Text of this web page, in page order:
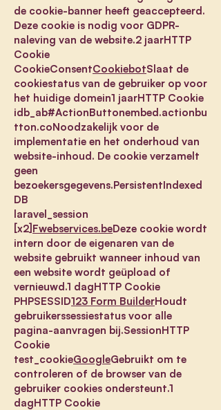
de cookie-banner heeft geaccepteerd.
Deze cookie is nodig voor GDPR-
naleving van de website.2 jaarHTTP
Cookie
CookieConsentCookiebotSlaat de
cookiestatus van de gebruiker op voor
het huidige domein1 jaarHTTP Cookie
idb_ab#ActionButtonembed.actionbu
tton.coNoodzakelijk voor de
implementatie en het onderhoud van
website-inhoud. De cookie verzamelt
geen
bezoekersgegevens.PersistentIndexed
DB
laravel_session
[x2] Fwebservices.beDeze cookie wordt
intern door de eigenaren van de
website gebruikt wanneer inhoud van
een website wordt geüpload of
vernieuwd.1 dagHTTP Cookie
PHPSESSID123 Form BuilderHoudt
gebruikerssessiestatus voor alle
pagina-aanvragen bij.SessionHTTP
Cookie
test_cookieGoogleGebruikt om te
controleren of de browser van de
gebruiker cookies ondersteunt.1
dagHTTP Cookie